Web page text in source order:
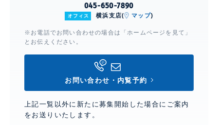
045-650-7890
オフィス 横浜支店( マップ)
※お電話でお問い合わせの場合は「ホームページを見て」
とお伝えください。
お問い合わせ・内覧予約
上記一覧以外に新たに募集開始した場合にご案内
をお送りいたします。